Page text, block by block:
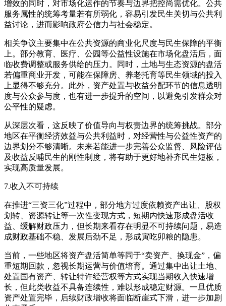
增效的同时，对市场化运作的节奏与边界把控尚需优化。公共
服务属性的统筹考量若有所弱化，容易引发民生关切与公共利
益讨论，进而影响政府公信力与社会稳定。
相关争议主要集中在公共资源的商业化尺度与民生保障的平衡
上。部分教育、医疗、公园等公益性设施在市场化盘活后，面
临收费调整或服务供给的压力。同时，土地与生态资源的盘活
若偏重商业开发，可能在保障房、养老托育等民生领域的投入
上显得不够充分。此外，资产处置与收益分配环节的信息透明
度与公众参与度，也有进一步提升的空间，以避免引发群众对
公平性的疑虑。
从深层次看，这反映了价值导向与权责边界的统筹挑战。部分
地区在平衡经济效益与公共利益时，对经营性与公益性资产的
边界划分不够清晰。未来若能进一步完善公众监督、风险评估
及收益反哺民生的刚性制度，将有助于更好地补齐民生短板，
实现高质量发展。
7.收入不可持续
在推进“三资三化”过程中，部分地方过度依赖资产出让、股权
划转、资源转让等一次性变现方式，短期内快速形成盘活收
益、缓解财政压力，但长期来看存在明显不可持续问题，易造
成财政基础不稳、发展后劲不足，形成寅吃卯粮的隐患。
当前，一些地区将资产盘活简单等同于“卖资产、换现金”，偏
重短期回款，忽视长期运营与价值培育。通过集中出让土地、
处置国有资产、转让特许经营权等方式实现当期收入快速增
长，但此类收益不具备连续性，难以形成稳定财源。一旦优质
资产处置完毕，后续财政增收将面临断崖式下滑，进一步加剧